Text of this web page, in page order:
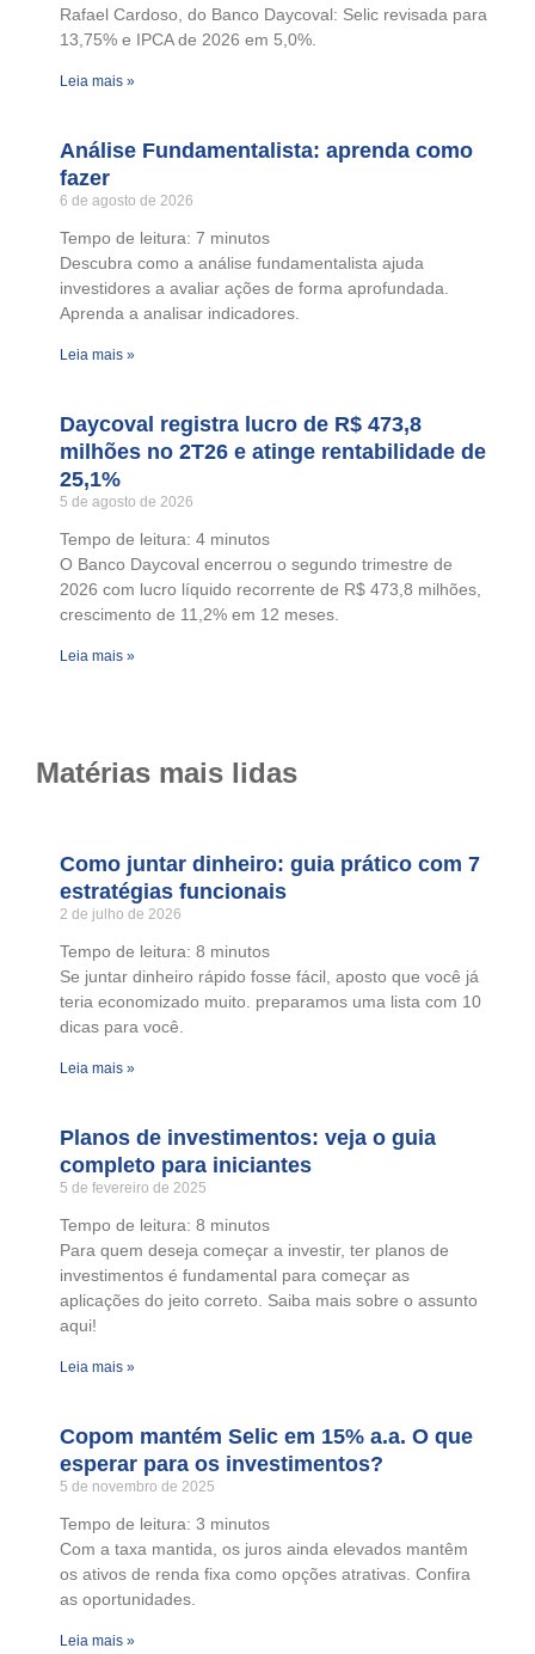
Rafael Cardoso, do Banco Daycoval: Selic revisada para
13,75% e IPCA de 2026 em 5,0%.
Leia mais »
Análise Fundamentalista: aprenda como
fazer
6 de agosto de 2026
Tempo de leitura: 7 minutos
Descubra como a análise fundamentalista ajuda
investidores a avaliar ações de forma aprofundada.
Aprenda a analisar indicadores.
Leia mais »
Daycoval registra lucro de R$ 473,8
milhões no 2T26 e atinge rentabilidade de
25,1%
5 de agosto de 2026
Tempo de leitura: 4 minutos
O Banco Daycoval encerrou o segundo trimestre de
2026 com lucro líquido recorrente de R$ 473,8 milhões,
crescimento de 11,2% em 12 meses.
Leia mais »
Matérias mais lidas
Como juntar dinheiro: guia prático com 7
estratégias funcionais
2 de julho de 2026
Tempo de leitura: 8 minutos
Se juntar dinheiro rápido fosse fácil, aposto que você já
teria economizado muito. preparamos uma lista com 10
dicas para você.
Leia mais »
Planos de investimentos: veja o guia
completo para iniciantes
5 de fevereiro de 2025
Tempo de leitura: 8 minutos
Para quem deseja começar a investir, ter planos de
investimentos é fundamental para começar as
aplicações do jeito correto. Saiba mais sobre o assunto
aqui!
Leia mais »
Copom mantém Selic em 15% a.a. O que
esperar para os investimentos?
5 de novembro de 2025
Tempo de leitura: 3 minutos
Com a taxa mantida, os juros ainda elevados mantêm
os ativos de renda fixa como opções atrativas. Confira
as oportunidades.
Leia mais »